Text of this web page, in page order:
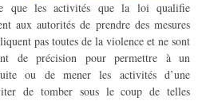
que les activités que la loi qualifie
aux autorités de prendre des mesures
pas toutes de la violence et ne sont
de précision pour permettre à un
ou de mener les activités d’une
de tomber sous le coup de telles